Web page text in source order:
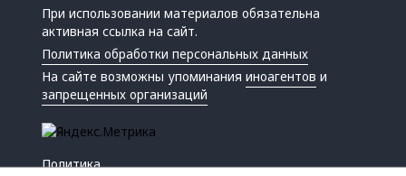
При использовании материалов обязательна
активная ссылка на сайт.
Политика обработки персональных данных
На сайте возможны упоминанияиноагентов и
запрещенных организаций
Политика